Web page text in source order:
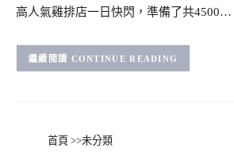
高人氣雞排店一日快閃，準備了共4500…
CONTINUE READING
首頁 >>未分類